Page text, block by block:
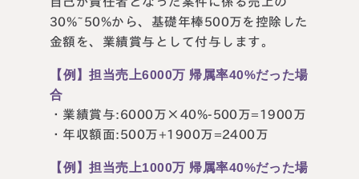
30%~50%から、基礎年棒500万を控除した
金額を、業績賞与として付与します。
【例】担当売上6000万 帰属率40%だった場
合
・業績賞与:6000万×40%-500万=1900万
・年収額面:500万+1900万=2400万
【例】担当売上1000万 帰属率40%だった場